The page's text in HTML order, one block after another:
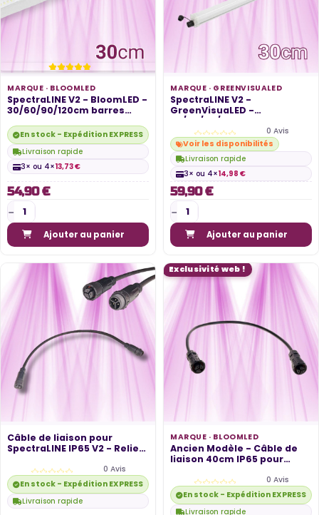
MARQUE · BLOOMLED
SpectraLINE V2 - BloomLED -
30/60/90/120cm barres
En stock - Expédition EXPRESS disponible
Livraison rapide
3× ou 4×13,73 €
54,90 €
Ajouter au panier
MARQUE · GREENVISUALED
SpectraLINE V2 -
GreenVisuaLED -
30/60/90/120cm barres...
0 Avis
Voir les disponibilités
Livraison rapide
3× ou 4×14,98 €
59,90 €
Ajouter au panier
Câble de liaison pour
SpectraLINE IP65 V2 - Reliez
0 Avis
En stock - Expédition EXPRESS disponible
Livraison rapide
Exclusivité web !
MARQUE · BLOOMLED
Ancien Modèle - Câble de
liaison 40cm IP65 pour
0 Avis
En stock - Expédition EXPRESS
Livraison rapide